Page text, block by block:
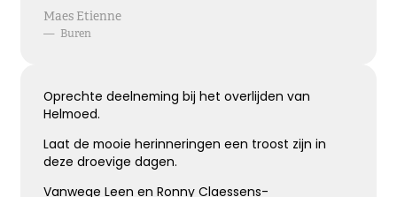
Maes Etienne
— Buren
Oprechte deelneming bij het overlijden van
Helmoed.
Laat de mooie herinneringen een troost zijn in
deze droevige dagen.
Vanwege Leen en Ronny Claessens-